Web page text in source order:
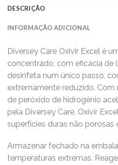
DESCRIÇÃO
INFORMAÇÃO ADICIONAL
Diversey Care Oxivir Excel é
concentrado, com eficácia de
desinfeta num único passo,
extremamente reduzido.
de peróxido de hidrogénio
pela Diversey Care, Oxivir
superfícies duras não porosas
Armazenar fechado na
temperaturas extremas.